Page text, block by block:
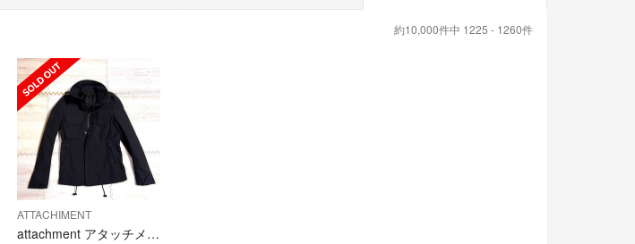
約10,000件中 1225 - 1260件
ATTACHIMENT
attachment アタッチメント M65 ブルゾン ミリタリージャケット